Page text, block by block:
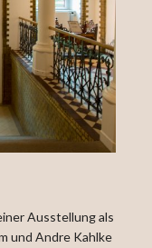
Ausstellung als
und Andre Kahlke